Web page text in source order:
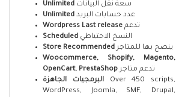
Unlimited سعة نقل البيانات
Unlimited عدد حسابات البريد
Wordpress Last release تدعم
Scheduled النسخ الاحتياطي
Store Recommended ينصح بها للمتاجر
Woocommerce, Shopify, Magento,
OpenCart, PrestaShop تدعم متاجر
البرمجيات الجاهزةOver 450 scripts,
WordPress, Joomla, SMF, Drupal,